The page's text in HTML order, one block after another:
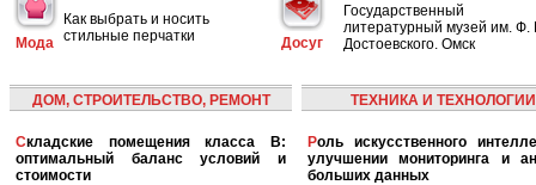
Мода
Как выбрать и носить
стильные перчатки
Досуг
Государственный
литературный музей им. Ф.
Достоевского. Омск
ДОМ, СТРОИТЕЛЬСТВО, РЕМОНТ
Складские помещения класса B:
оптимальный баланс условий и
стоимости
ТЕХНИКА И ТЕХНОЛОГИИ
Роль искусственного интеллекта в
улучшении мониторинга и
больших данных